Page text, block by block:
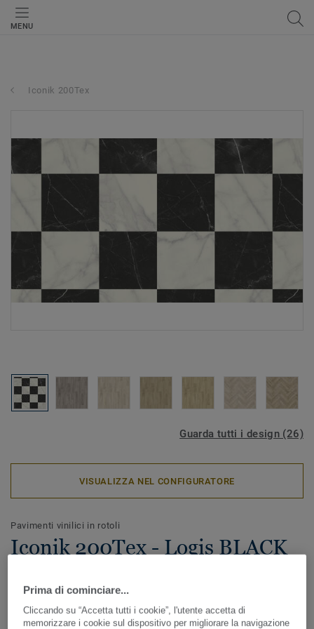
MENU
Iconik 200Tex
Guarda tutti i design (26)
VISUALIZZA NEL CONFIGURATORE
Pavimenti vinilici in rotoli
Iconik 200Tex - Logis BLACK
soluzione conveniente per una facile ristrutturazione. Il
Prima di cominciare...
Cliccando su “Accetta tutti i cookie”, l'utente accetta di
memorizzare i cookie sul dispositivo per migliorare la navigazione